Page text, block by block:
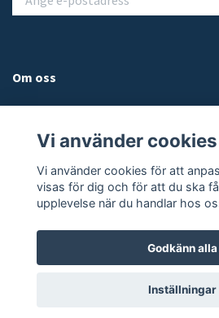
Om oss
Läs mer
© 2026 JALEO
Vi använder cookies
Vi använder cookies för att
visas för dig och för att du ska
upplevelse när du handlar hos
Godkänn alla
Inställningar